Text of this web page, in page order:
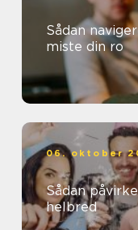
Sådan
miste din ro
06. oktober
Sådan
helbred